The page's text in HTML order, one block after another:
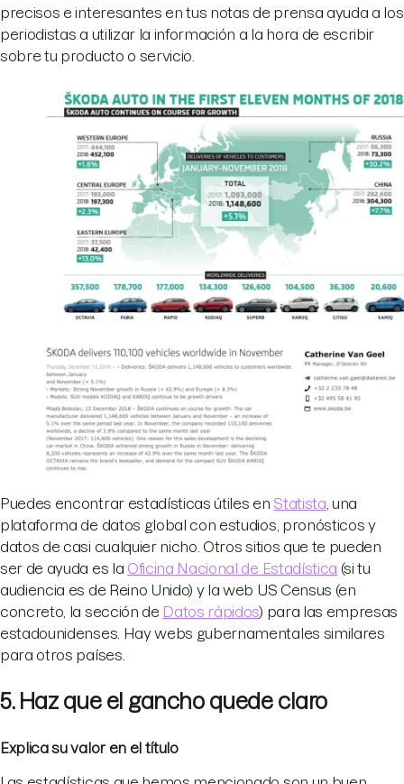
precisos e interesantes en tus notas de prensa ayuda a los
periodistas a utilizar la información a la hora de escribir
sobre tu producto o servicio.
Puedes encontrar estadísticas útiles en Statista , una
plataforma de datos global con estudios, pronósticos y
datos de casi cualquier nicho. Otros sitios que te pueden
ser de ayuda es la Oficina Nacional de Estadística (si tu
audiencia es de Reino Unido) y la web US Census (en
concreto, la sección de Datos rápidos) para las empresas
estadounidenses. Hay webs gubernamentales similares
para otros países.
5. Haz que el gancho quede claro
Explica su valor en el título